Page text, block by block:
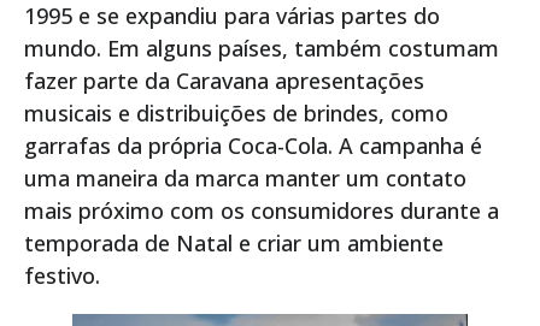
1995 e se expandiu para várias partes do
mundo. Em alguns países, também costumam
fazer parte da Caravana apresentações
musicais e distribuições de brindes, como
garrafas da própria Coca-Cola. A campanha é
uma maneira da marca manter um contato
mais próximo com os consumidores durante a
temporada de Natal e criar um ambiente
festivo.